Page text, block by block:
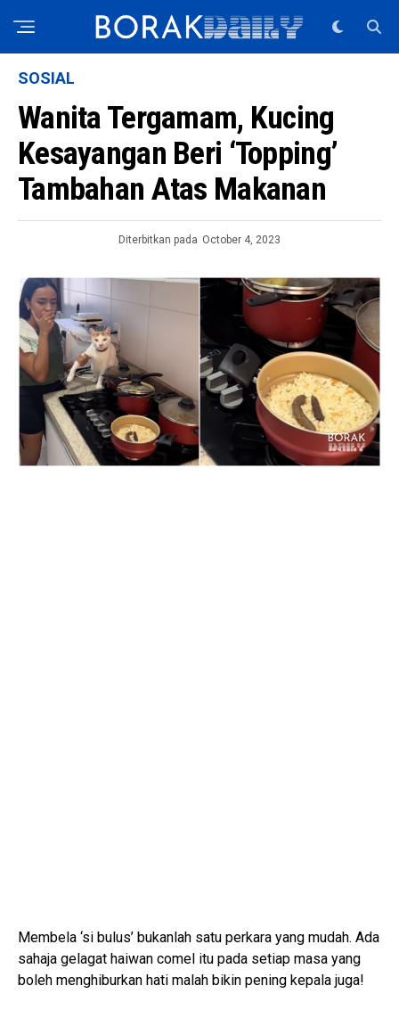
SOSIAL
Wanita Tergamam, Kucing
Kesayangan Beri ‘Topping’
Tambahan Atas Makanan
Diterbitkan pada October 4, 2023
Membela ‘si bulus’ bukanlah satu perkara yang mudah. Ada
sahaja gelagat haiwan comel itu pada setiap masa yang
boleh menghiburkan hati malah bikin pening kepala juga!